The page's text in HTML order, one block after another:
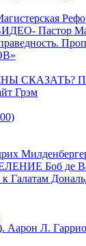
ВИДЕО- Пастор
СКАЗАТЬ?
Грэм
Боб де
Аарон Л.